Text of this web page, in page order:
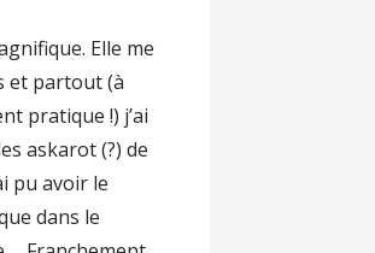
Elle me
et partout (à
pratique !) j’ai
askarot (?) de
pu avoir le
dans le